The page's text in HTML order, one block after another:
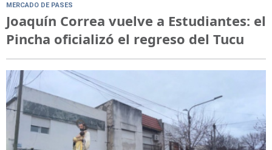
MERCADO DE PASES
Joaquín Correa vuelve a Estudiantes: el
Pincha oficializó el regreso del Tucu